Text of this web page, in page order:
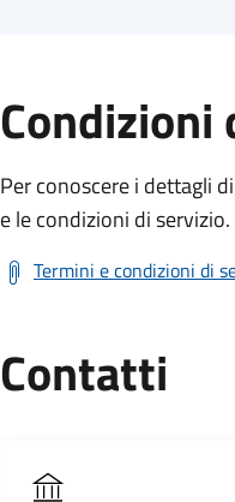
Condizioni
Per conoscere i dettagli
e le condizioni di servizio.
Termini e condizioni di
Contatti